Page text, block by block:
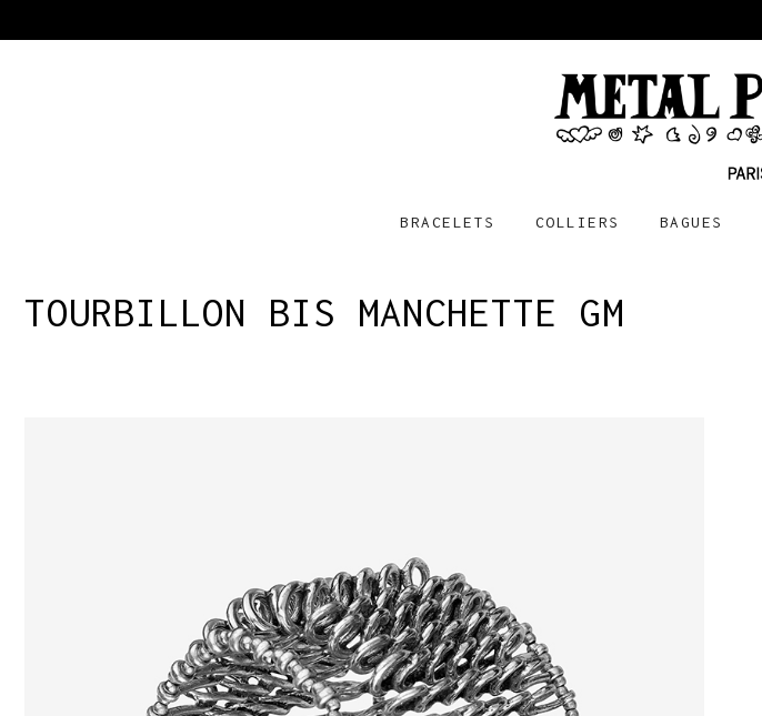
BRACELETS COLLIERS BAGUES
TOURBILLON BIS MANCHETTE GM